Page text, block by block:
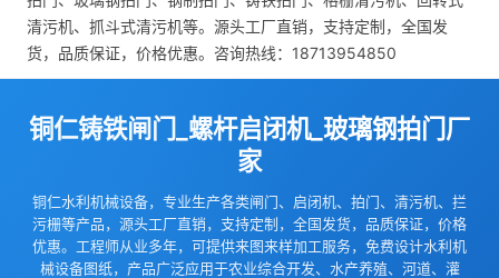
清污机、抓斗式清污机等。源头工厂直销，支持定制，全国发
货，品质保证，价格优惠。咨询热线：18713954850
铜仁铸铁闸门_螺杆启闭机_玻璃钢拍门厂
家
铜仁水利机械设备，专业生产各类闸门、启闭机、拍门、清污机、拦
污栅等产品，源头工厂直销，支持定制，全国发货，品质保证，价格
优惠。工程师从业多年，可提供来图来样加工服务，免费设计水利机
械设备图纸，产品广泛应用于农业综合开发、水产养殖、河道、灌